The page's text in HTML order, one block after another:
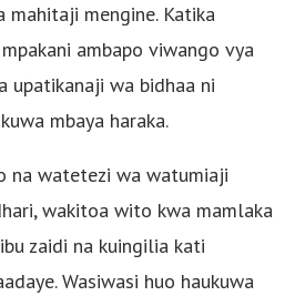
mahitaji mengine. Katika
ambapo viwango vya
upatikanaji wa bidhaa ni
mbaya haraka.
na watetezi wa watumiaji
wakitoa wito kwa mamlaka
zaidi na kuingilia kati
Wasiwasi huo haukuwa